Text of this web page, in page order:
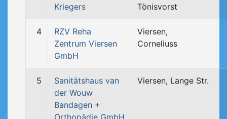
Kriegers
Tönisvorst
4
RZV Reha
Zentrum Viersen
GmbH
Viersen,
Corneliuss
5
Sanitätshaus van
der Wouw
Bandagen +
Orthopädie GmbH
Viersen, Lange Str.